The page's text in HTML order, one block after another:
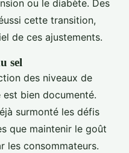
ou le diabète. Des
cette transition,
de ces ajustements.
sel
des niveaux de
bien documenté.
surmonté les défis
que maintenir le goût
les consommateurs.